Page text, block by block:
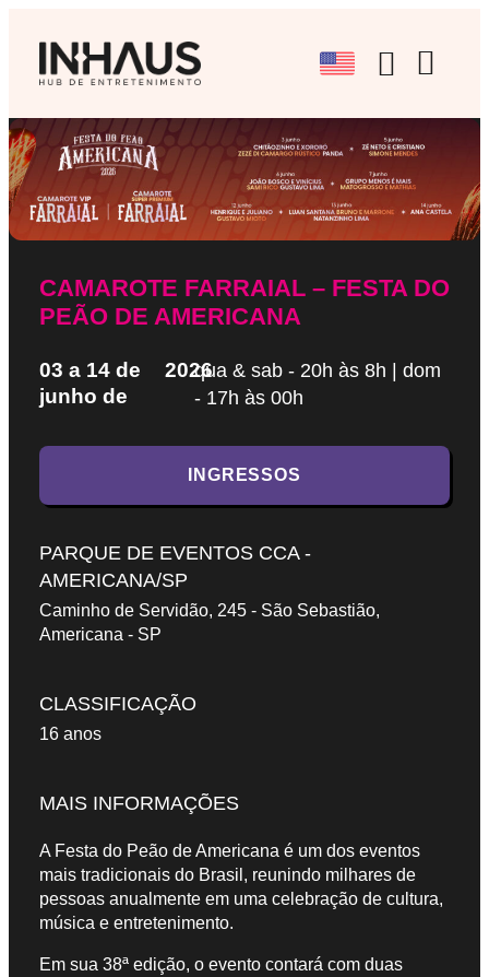
CAMAROTE FARRAIAL – FESTA DO
PEÃO DE AMERICANA
03 a 14 de
junho de
2026qua & sab - 20h às 8h | dom
- 17h às 00h
INGRESSOS
PARQUE DE EVENTOS CCA -
AMERICANA/SP
Caminho de Servidão, 245 - São Sebastião,
Americana - SP
CLASSIFICAÇÃO
16 anos
MAIS INFORMAÇÕES
A Festa do Peão de Americana é um dos eventos
mais tradicionais do Brasil, reunindo milhares de
pessoas anualmente em uma celebração de cultura,
música e entretenimento.
Em sua 38ª edição, o evento contará com duas